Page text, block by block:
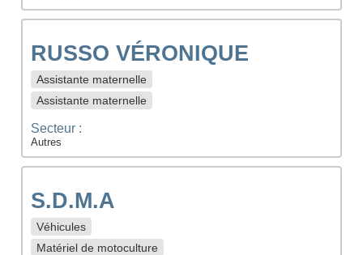
RUSSO VÉRONIQUE
Assistante maternelle
Assistante maternelle
Secteur :
Autres
S.D.M.A
Véhicules
Matériel de motoculture